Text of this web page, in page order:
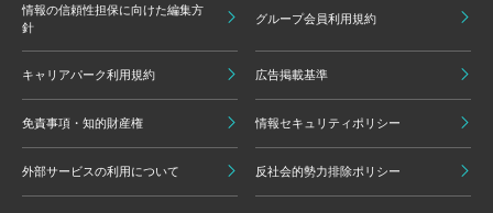
情報の信頼性担保に向けた編集方
針
グループ会員利用規約
キャリアパーク利用規約 広告掲載基準
免責事項・知的財産権 情報セキュリティポリシー
外部サービスの利用について 反社会的勢力排除ポリシー